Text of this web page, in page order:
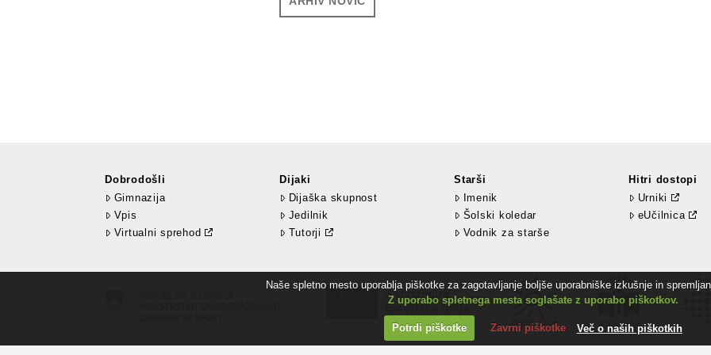
Dobrodošli
Gimnazija
Vpis
Virtualni sprehod
Dijaki
Dijaška skupnost
Jedilnik
Tutorji
Starši
Imenik
Šolski koledar
Vodnik za starše
Hitri dostopi
Urniki
eUčilnica
Naše spletno mesto uporablja piškotke za zagotavljanje boljše uporabniške izkušnje in
Z uporabo spletnega mesta soglašate z uporabo piškotkov.
Potrdi piškotke Zavrni piškotke Več o naših piškotkih